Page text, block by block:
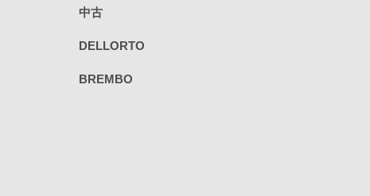
中古
DELLORTO
BREMBO